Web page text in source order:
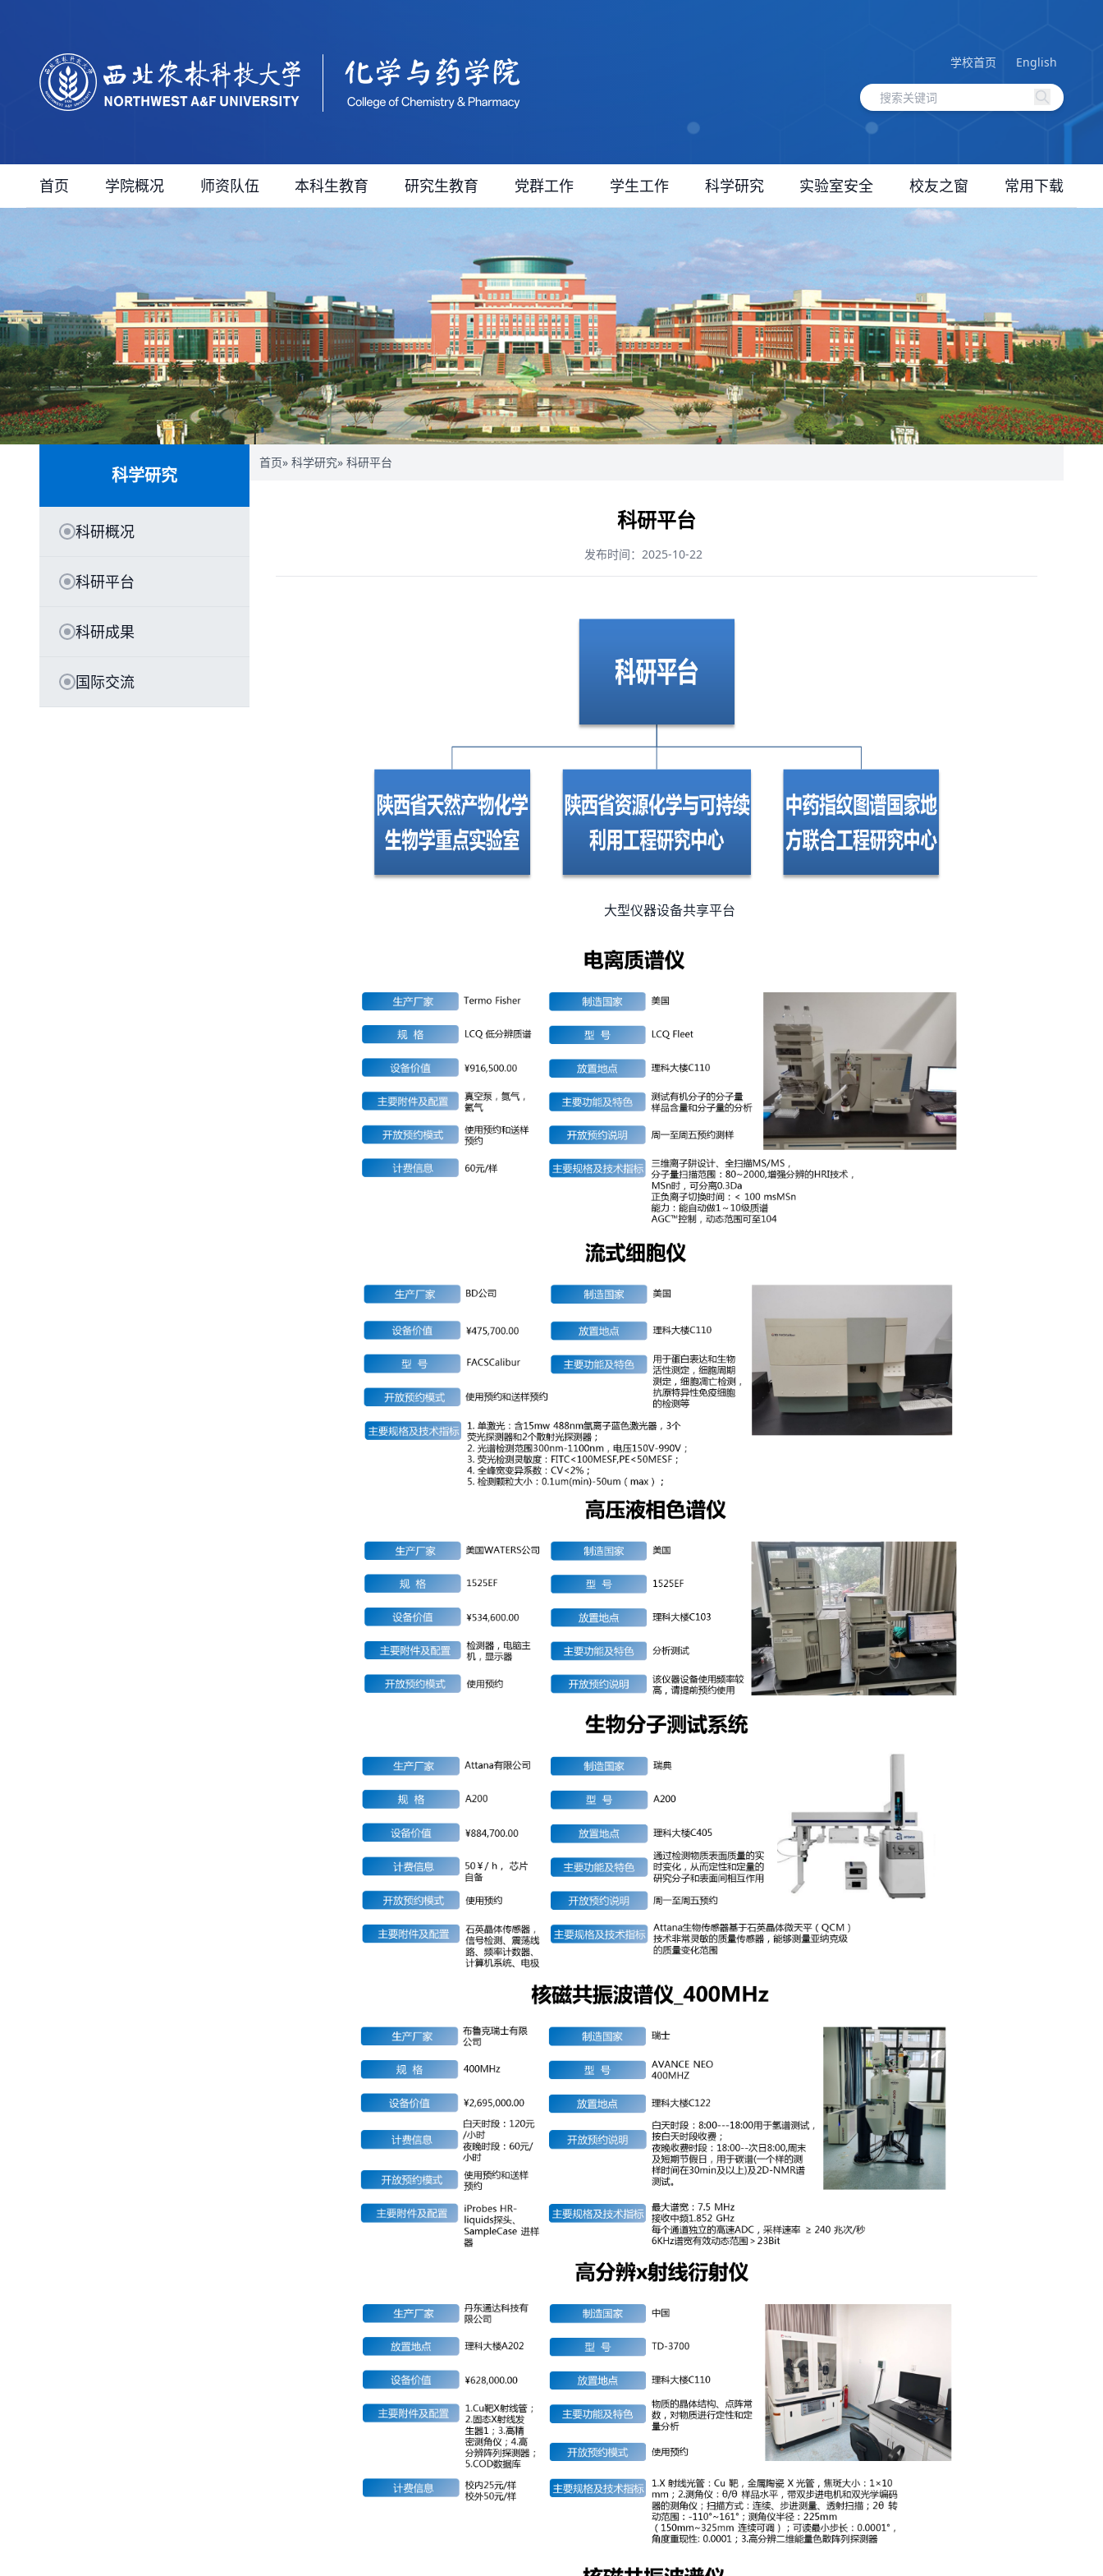
学校首页 English
首页 学院概况 师资队伍 本科生教育 研究生教育 党群工作 学生工作 科学研究 实验室安全 校友之窗 常用下载
科学研究
科研概况
科研平台
科研成果
国际交流
首页» 科学研究» 科研平台
科研平台
发布时间：2025-10-22
大型仪器设备共享平台